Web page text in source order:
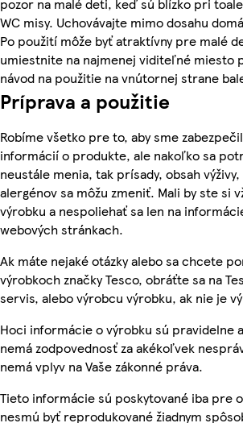
WC misy. Uchovávajte mimo dosahu
Po použití môže byť atraktívny pre malé
umiestnite na najmenej viditeľné miesto
návod na použitie na vnútornej strane
Príprava a použitie
Robíme všetko pre to, aby sme
informácií o produkte, ale nakoľko sa
neustále menia, tak prísady, obsah
alergénov sa môžu zmeniť. Mali by ste si
výrobku a nespoliehať sa len na
webových stránkach.
Ak máte nejaké otázky alebo sa chcete
výrobkoch značky Tesco, obráťte sa na
servis, alebo výrobcu výrobku, ak nie je
Hoci informácie o výrobku sú pravidelne
nemá zodpovednosť za akékoľvek
nemá vplyv na Vaše zákonné práva.
Tieto informácie sú poskytované iba pre
nesmú byť reprodukované žiadnym